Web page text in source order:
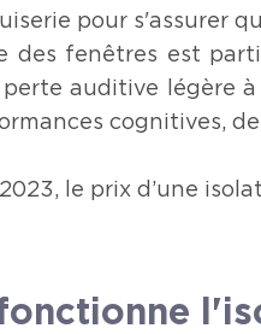
pour s'assurer
des fenêtres est
auditive légère
cognitives,
le prix d’une